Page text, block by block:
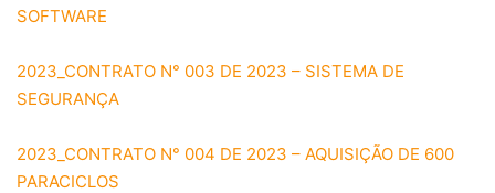
SOFTWARE
2023_CONTRATO N° 003 DE 2023 – SISTEMA DE
SEGURANÇA
2023_CONTRATO N° 004 DE 2023 – AQUISIÇÃO DE 600
PARACICLOS